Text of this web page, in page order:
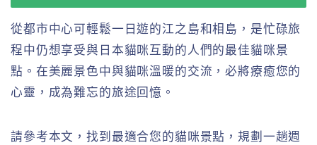
從都市中心可輕鬆一日遊的江之島和相島，是忙碌旅
程中仍想享受與日本貓咪互動的人們的最佳貓咪景
點。在美麗景色中與貓咪溫暖的交流，必將療癒您的
心靈，成為難忘的旅途回憶。
請參考本文，找到最適合您的貓咪景點，規劃一趟週